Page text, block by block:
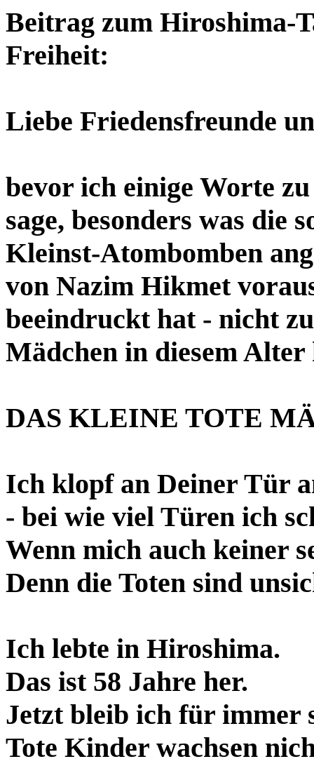
Beitrag zum Hiroshima-
Freiheit:
Liebe Friedensfreunde
bevor ich einige Worte
sage, besonders was die
Kleinst-Atombomben
von Nazim Hikmet
beeindruckt hat - nicht
Mädchen in diesem Alter
DAS KLEINE TOTE
Ich klopf an Deiner Tür
- bei wie viel Türen ich
Wenn mich auch keiner
Denn die Toten sind
Ich lebte in Hiroshima.
Das ist 58 Jahre her.
Jetzt bleib ich für immer
Tote Kinder wachsen